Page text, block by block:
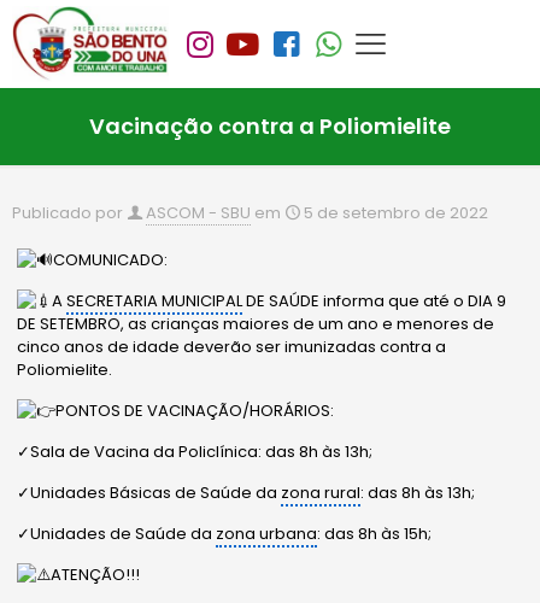
Vacinação contra a Poliomielite
Publicado por ASCOM - SBU em 5 de setembro de 2022
COMUNICADO:
ASECRETARIA MUNICIPALDE SAÚDE informa que até o DIA 9
DE SETEMBRO, as crianças maiores de um ano e menores de
cinco anos de idade deverão ser imunizadas contra a
Poliomielite.
PONTOS DE VACINAÇÃO/HORÁRIOS:
✓Sala de Vacina da Policlínica: das 8h às 13h;
✓Unidades Básicas de Saúde da zona rural: das 8h às 13h;
✓Unidades de Saúde da zona urbana: das 8h às 15h;
ATENÇÃO!!!